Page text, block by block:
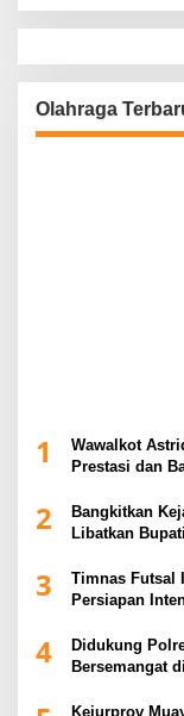
Olahraga
1
Wawalkot
Prestasi dan
2
Bangkitkan
Libatkan
3
Timnas Futsal
Persiapan
4
Didukung
Bersemangat
Kejurprov